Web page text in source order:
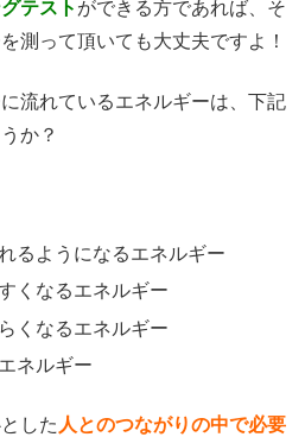
テスト ができる方であれば、そ
測って頂いても大丈夫ですよ！
流れているエネルギーは、下記
か？
るようになるエネルギー
くなるエネルギー
くなるエネルギー
ネルギー
した 人とのつながりの中で必要